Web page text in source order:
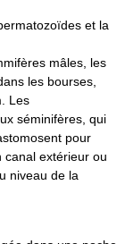
et la
mâles, les
les bourses,
Les
séminifères, qui
pour
canal extérieur ou
niveau de la